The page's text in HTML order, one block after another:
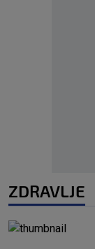
ZDRAVLJE